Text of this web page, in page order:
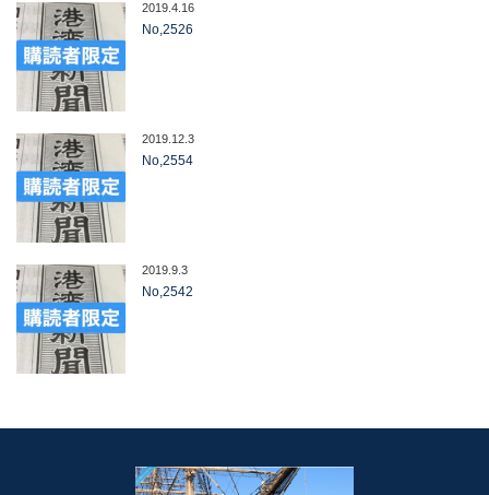
2019.4.16
No,2526
2019.12.3
No,2554
2019.9.3
No,2542